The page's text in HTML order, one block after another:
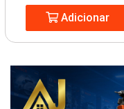
Adicionar